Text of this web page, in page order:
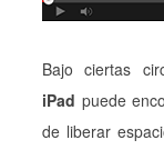
Bajo ciertas
iPad puede
de liberar